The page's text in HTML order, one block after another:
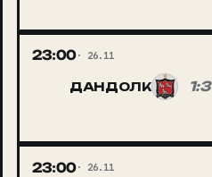
23:00 26.11
ДАНДОЛК 1:3
23:00 26.11